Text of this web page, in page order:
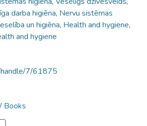
darba higiēna, Nervu sistēmas
un higiēna, Health and hygiene,
and hygiene
7/61875
Books